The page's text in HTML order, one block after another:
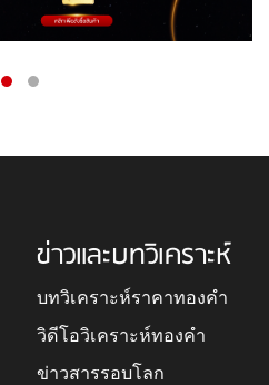
ข่าวและบทวิเคราะห์
บทวิเคราะห์ราคาทองคำ
วิดีโอวิเคราะห์ทองคำ
ข่าวสารรอบโลก